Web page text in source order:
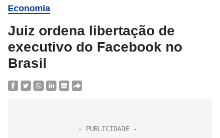
Economia
Juiz ordena libertação de
executivo do Facebook no
Brasil